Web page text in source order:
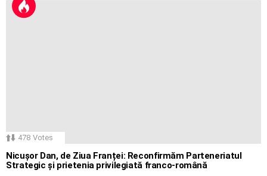
478 Votes
Nicușor Dan, de Ziua Franței: Reconfirmăm Parteneriatul
Strategic și prietenia privilegiată franco-română